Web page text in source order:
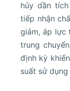
hủy dần
tiếp nhận
giảm, áp lực
trung
định kỳ
suất sử